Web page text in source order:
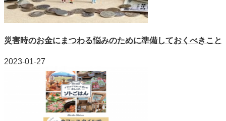
災害時のお金にまつわる悩みのために準備しておくべきこと
2023-01-27